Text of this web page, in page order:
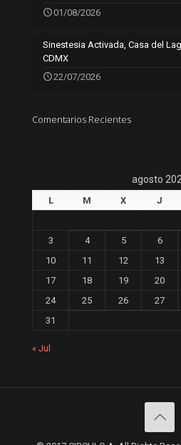
01/08/2026
Sinestesia Activada, Casa del
CDMX
22/07/2026
Comentarios Recientes
agosto
L M X J
3
4 5 6
10
11 12 13
17
18 19 20
24
25 26 27
31
« Jul